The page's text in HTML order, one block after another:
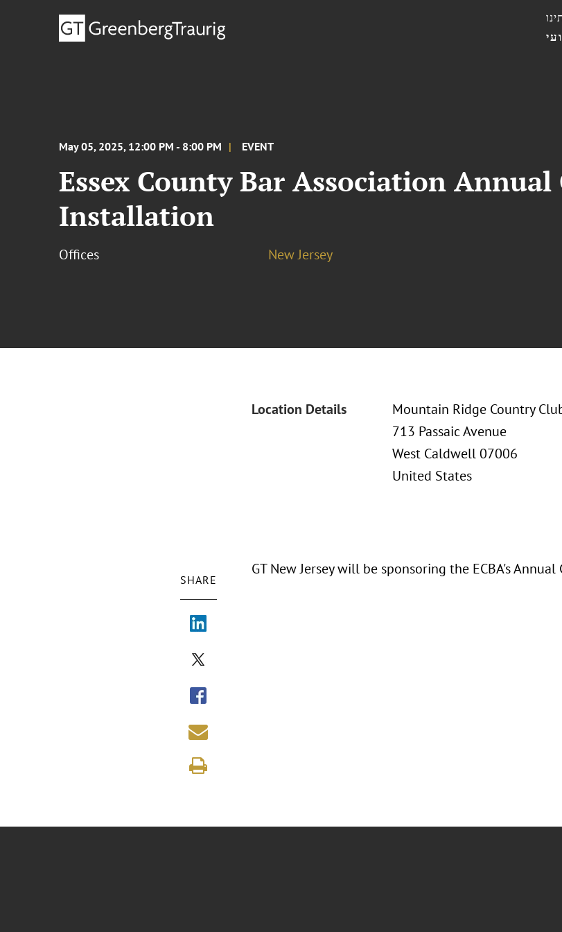
May 05, 2025, 12:00 PM - 8:00 PM EVENT
Essex County Bar Association
Installation
Offices New Jersey
Location Details
Mountain Ridge Country
713 Passaic Avenue
West Caldwell 07006
United States
SHARE
GT New Jersey will be sponsoring the ECBA's